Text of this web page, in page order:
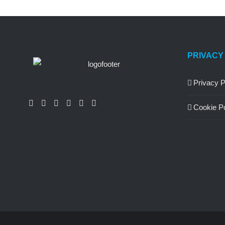
PRIVACY
Privacy
Cookie